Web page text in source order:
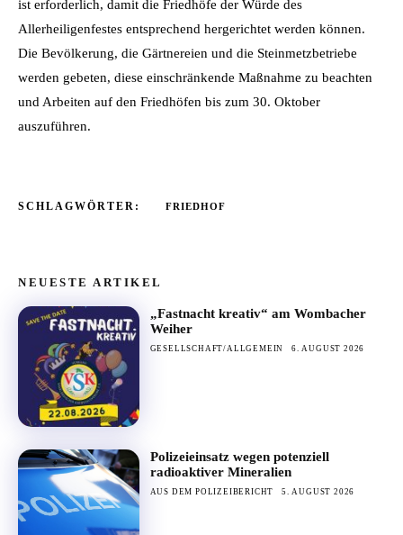
ist erforderlich, damit die Friedhöfe der Würde des
Allerheiligenfestes entsprechend hergerichtet werden können.
Die Bevölkerung, die Gärtnereien und die Steinmetzbetriebe
werden gebeten, diese einschränkende Maßnahme zu beachten
und Arbeiten auf den Friedhöfen bis zum 30. Oktober
auszuführen.
SCHLAGWÖRTER: FRIEDHOF
NEUESTE ARTIKEL
„Fastnacht kreativ“ am Wombacher
Weiher
GESELLSCHAFT/ALLGEMEIN 6. AUGUST 2026
Polizeieinsatz wegen potenziell
radioaktiver Mineralien
AUS DEM POLIZEIBERICHT 5. AUGUST 2026